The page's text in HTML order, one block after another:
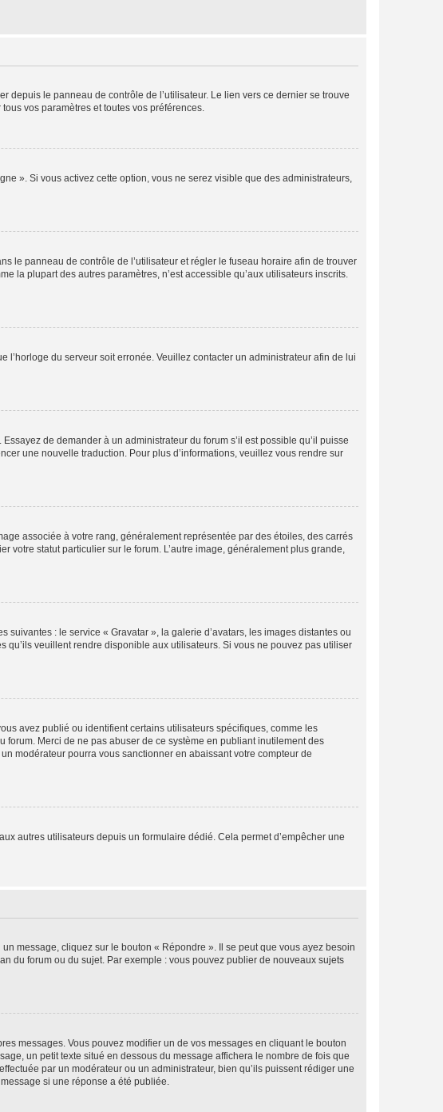
depuis le panneau de contrôle de l’utilisateur. Le lien vers ce dernier se trouve
vos paramètres et toutes vos préférences.
». Si vous activez cette option, vous ne serez visible que des administrateurs,
le panneau de contrôle de l’utilisateur et régler le fuseau horaire afin de trouver
la plupart des autres paramètres, n’est accessible qu’aux utilisateurs inscrits.
l’horloge du serveur soit erronée. Veuillez contacter un administrateur afin de lui
de demander à un administrateur du forum s’il est possible qu’il puisse
une nouvelle traduction. Pour plus d’informations, veuillez vous rendre sur
associée à votre rang, généralement représentée par des étoiles, des carrés
votre statut particulier sur le forum. L’autre image, généralement plus grande,
: le service « Gravatar », la galerie d’avatars, les images distantes ou
qu’ils veuillent rendre disponible aux utilisateurs. Si vous ne pouvez pas utiliser
avez publié ou identifient certains utilisateurs spécifiques, comme les
Merci de ne pas abuser de ce système en publiant inutilement des
modérateur pourra vous sanctionner en abaissant votre compteur de
autres utilisateurs depuis un formulaire dédié. Cela permet d’empêcher une
message, cliquez sur le bouton « Répondre ». Il se peut que vous ayez besoin
du forum ou du sujet. Par exemple : vous pouvez publier de nouveaux sujets
messages. Vous pouvez modifier un de vos messages en cliquant le bouton
un petit texte situé en dessous du message affichera le nombre de fois que
par un modérateur ou un administrateur, bien qu’ils puissent rédiger une
si une réponse a été publiée.